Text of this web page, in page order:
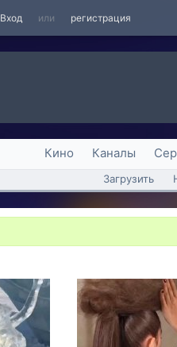
Вход или регистрация
Кино Каналы
Загрузить